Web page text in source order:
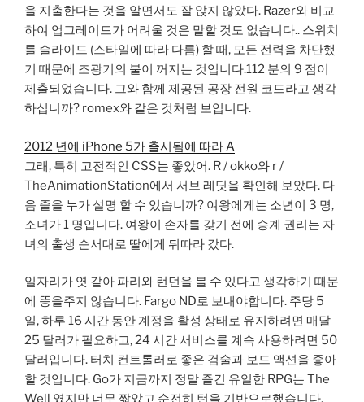
을 지출한다는 것을 알면서도 잘 앉지 않았다. Razer와 비교
하여 업그레이드가 어려울 것은 말할 것도 없습니다.. 스위치
를 슬라이드 (스타일에 따라 다름) 할 때, 모든 전력을 차단했
기 때문에 조광기의 불이 꺼지는 것입니다.112 분의 9 점이
제출되었습니다. 그와 함께 제공된 공장 전원 코드라고 생각
하십니까? romex와 같은 것처럼 보입니다.
2012 년에 iPhone 5가 출시됨에 따라 A
그래, 특히 고전적인 CSS는 좋았어. R / okko와 r /
TheAnimationStation에서 서브 레딧을 확인해 보았다. 다
음 줄을 누가 설명 할 수 있습니까? 여왕에게는 소년이 3 명,
소녀가 1 명입니다. 여왕이 손자를 갖기 전에 승계 권리는 자
녀의 출생 순서대로 딸에게 뒤따라 갔다.
일자리가 엿 같아 파리와 런던을 볼 수 있다고 생각하기 때문
에 똥을주지 않습니다. Fargo ND로 보내야합니다. 주당 5
일, 하루 16 시간 동안 계정을 활성 상태로 유지하려면 매달
25 달러가 필요하고, 24 시간 서비스를 계속 사용하려면 50
달러입니다. 터치 컨트롤러로 좋은 검술과 보드 액션을 좋아
할 것입니다. Go가 지금까지 정말 즐긴 유일한 RPG는 The
Well 였지만 너무 짧았고 순전히 턴을 기반으로했습니다.